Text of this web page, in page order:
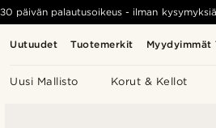
Uutuudet Tuotemerkit
Uusi Mallisto Korut & Kellot
30 päivän palautusoikeus - ilman